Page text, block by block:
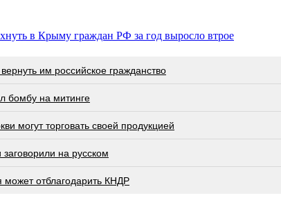
в Крыму граждан РФ за год выросло втрое
им российское гражданство
бомбу на митинге
могут торговать своей продукцией
на русском
отблагодарить КНДР